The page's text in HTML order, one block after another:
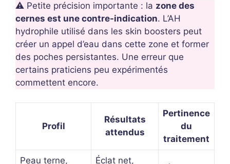
⚠️ Petite précision importante : la zone des
cernes est une contre-indication. L’AH
hydrophile utilisé dans les skin boosters peut
créer un appel d’eau dans cette zone et former
des poches persistantes. Une erreur que
certains praticiens peu expérimentés
commettent encore.
Profil
Résultats
attendus
Pertinence
du
traitement
Peau terne,
Éclat net,